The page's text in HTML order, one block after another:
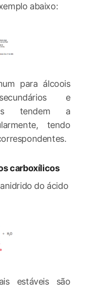
abaixo:
para álcoois
e
tendem a
tendo
carboxílicos
do ácido
estáveis são